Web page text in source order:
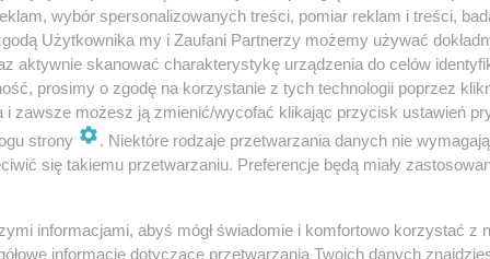
reprezentowały Polskę w Izraelu, a swoją piosenkę "Pali się"
półfinale k…
punktów i które miejsce zajął zespół na
wybór spersonalizowanych treści, pomiar reklam i treści,
Użytkownika my i Zaufani Partnerzy możemy używać
aktywnie skanować charakterystykę urządzenia do celów
prosimy o zgodę na korzystanie z tych technologii poprzez
i zawsze możesz ją zmienić/wycofać klikając przycisk ustawień
strony
. Niektóre rodzaje przetwarzania danych nie
się takiemu przetwarzaniu. Preferencje będą miały
informacjami, abyś mógł świadomie i komfortowo korzystać z
informacje dotyczące przetwarzania Twoich danych